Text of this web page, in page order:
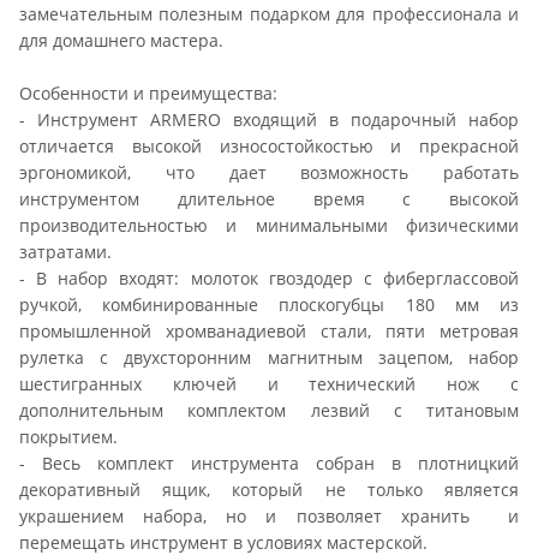
замечательным полезным подарком для профессионала и
для домашнего мастера.
Особенности и преимущества:
- Инструмент ARMERO входящий в подарочный набор
отличается высокой износостойкостью и прекрасной
эргономикой, что дает возможность работать
инструментом длительное время с высокой
производительностью и минимальными физическими
затратами.
- В набор входят: молоток гвоздодер с фиберглассовой
ручкой, комбинированные плоскогубцы 180 мм из
промышленной хромванадиевой стали, пяти метровая
рулетка с двухсторонним магнитным зацепом, набор
шестигранных ключей и технический нож с
дополнительным комплектом лезвий с титановым
покрытием.
- Весь комплект инструмента собран в плотницкий
декоративный ящик, который не только является
украшением набора, но и позволяет хранить и
перемещать инструмент в условиях мастерской.